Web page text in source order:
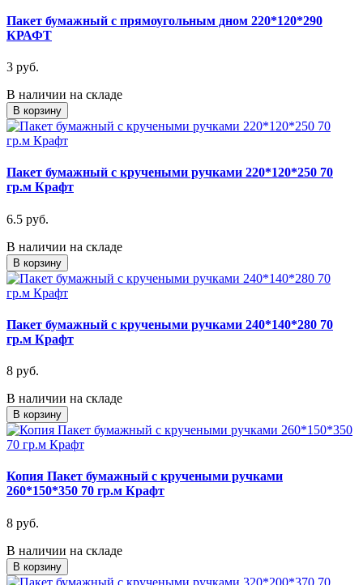
Пакет бумажный с прямоугольным дном 220*120*290
КРАФТ
3 руб.
В наличии на складе
В корзину
Пакет бумажный с кручеными ручками 220*120*250 70
гр.м Крафт
6.5 руб.
В наличии на складе
В корзину
Пакет бумажный с кручеными ручками 240*140*280 70
гр.м Крафт
8 руб.
В наличии на складе
В корзину
Копия Пакет бумажный с кручеными ручками
260*150*350 70 гр.м Крафт
8 руб.
В наличии на складе
В корзину